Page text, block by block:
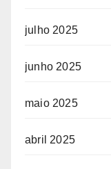
julho 2025
junho 2025
maio 2025
abril 2025